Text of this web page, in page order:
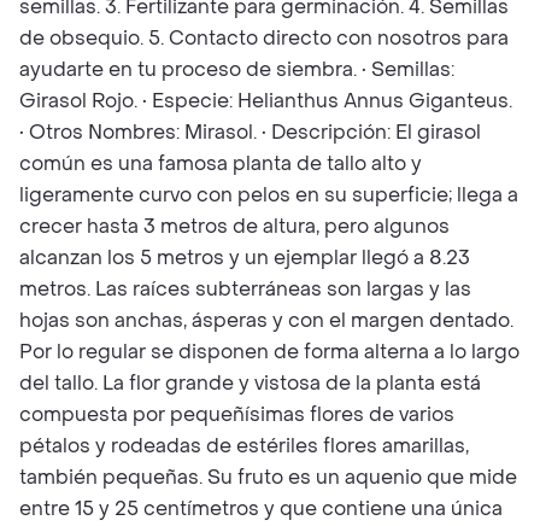
semillas. 3. Fertilizante para germinación. 4. Semillas
de obsequio. 5. Contacto directo con nosotros para
ayudarte en tu proceso de siembra. • Semillas:
Girasol Rojo. • Especie: Helianthus Annus Giganteus.
• Otros Nombres: Mirasol. • Descripción: El girasol
común es una famosa planta de tallo alto y
ligeramente curvo con pelos en su superficie; llega a
crecer hasta 3 metros de altura, pero algunos
alcanzan los 5 metros y un ejemplar llegó a 8.23
metros. Las raíces subterráneas son largas y las
hojas son anchas, ásperas y con el margen dentado.
Por lo regular se disponen de forma alterna a lo largo
del tallo. La flor grande y vistosa de la planta está
compuesta por pequeñísimas flores de varios
pétalos y rodeadas de estériles flores amarillas,
también pequeñas. Su fruto es un aquenio que mide
entre 15 y 25 centímetros y que contiene una única